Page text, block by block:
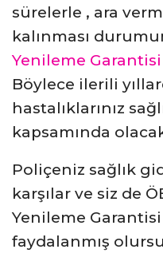
sürelerle , ara
kalınması
Yenileme Garantisi
Böylece ilerili
hastalıklarınız
kapsamında
Poliçeniz sağlık
karşılar ve siz de
Yenileme
faydalanmış